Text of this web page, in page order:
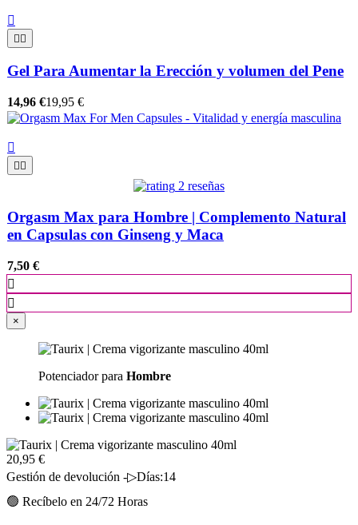


Gel Para Aumentar la Erección y volumen del Pene
14,96 €19,95 €

 
2 reseñas
Orgasm Max para Hombre | Complemento Natural
en Capsulas con Ginseng y Maca
7,50 €


×
Potenciador para Hombre
20,95 €
Gestión de devolución -▷Días:14
🟢 Recíbelo en 24/72 Horas